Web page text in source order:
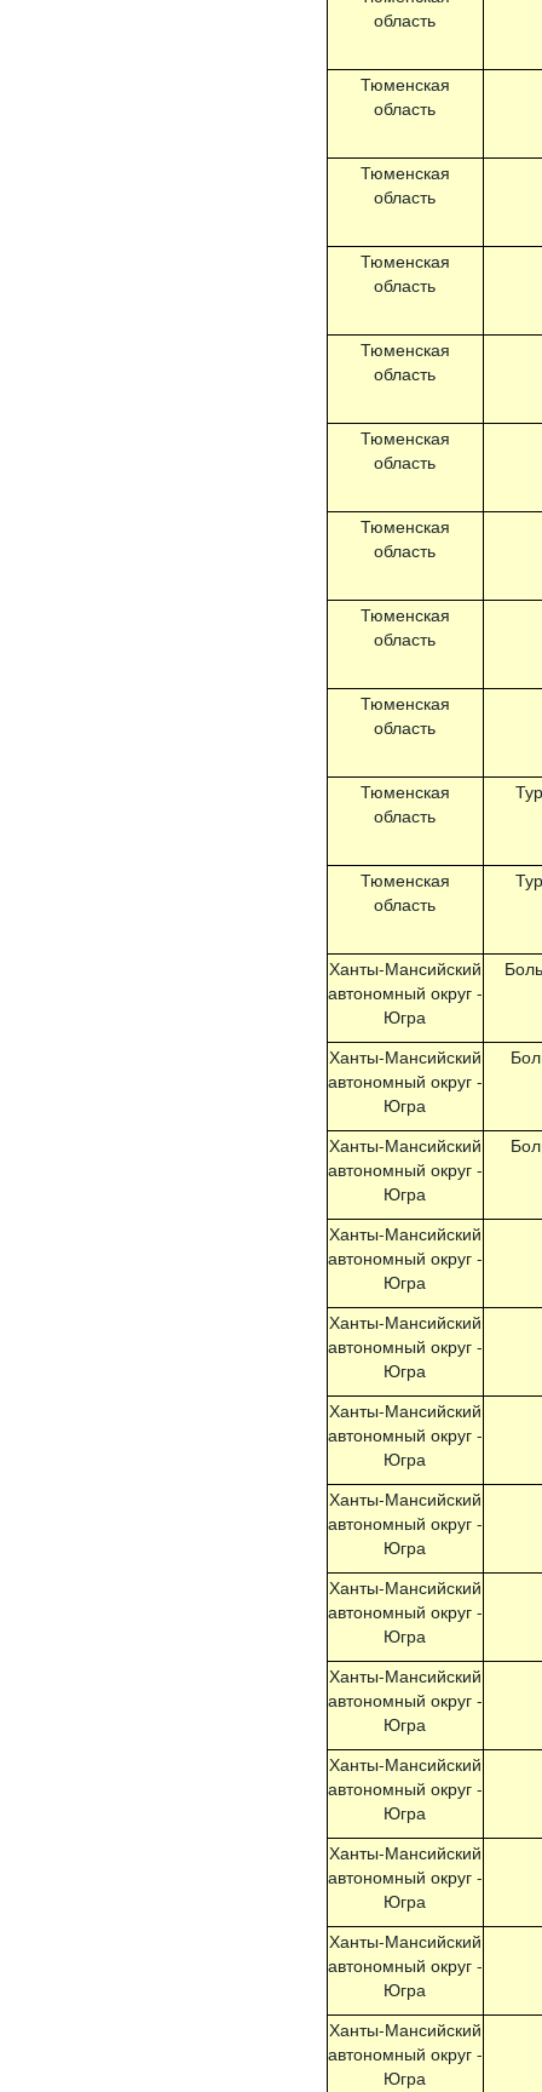
область
Тюменская
область
Тюменская
область
Тюменская
область
Тюменская
область
Тюменская
область
Тюменская
область
Тюменская
область
Тюменская
область
Тюменская
область
Тюменская
область
Ханты-Мансийский
автономный округ -
Югра
Ханты-Мансийский
автономный округ -
Югра
Ханты-Мансийский
автономный округ -
Югра
Ханты-Мансийский
автономный округ -
Югра
Ханты-Мансийский
автономный округ -
Югра
Ханты-Мансийский
автономный округ -
Югра
Ханты-Мансийский
автономный округ -
Югра
Ханты-Мансийский
автономный округ -
Югра
Ханты-Мансийский
автономный округ -
Югра
Ханты-Мансийский
автономный округ -
Югра
Ханты-Мансийский
автономный округ -
Югра
Ханты-Мансийский
автономный округ -
Югра
Ханты-Мансийский
автономный округ -
Югра